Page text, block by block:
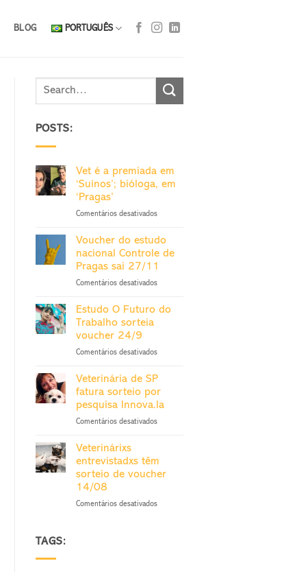
BLOG PORTUGUÊS
POSTS:
Vet é a premiada em
‘Suínos’; bióloga, em
‘Pragas’
Comentários desativadosem
é
em
‘Suínos’;
em
Voucher do estudo
nacional Controle de
Pragas sai 27/11
Comentários desativadosem
do
de
sai
Estudo O Futuro do
Trabalho sorteia
voucher 24/9
Comentários desativadosem
O
Trabalho
sorteia
Veterinária de SP
fatura sorteio por
pesquisa Innova.la
Comentários desativadosem
sorteio
pesquisa
Veterinárixs
entrevistadxs têm
sorteio de voucher
14/08
Comentários desativadosem
TAGS: